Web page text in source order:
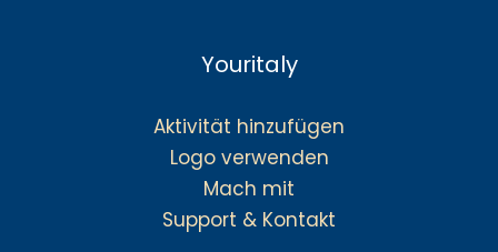
Youritaly
Aktivität hinzufügen
Logo verwenden
Mach mit
Support & Kontakt